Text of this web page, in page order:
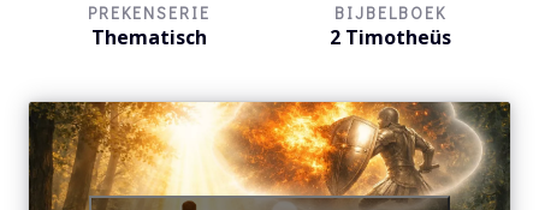
PREKENSERIE
Thematisch
BIJBELBOEK
2 Timotheüs